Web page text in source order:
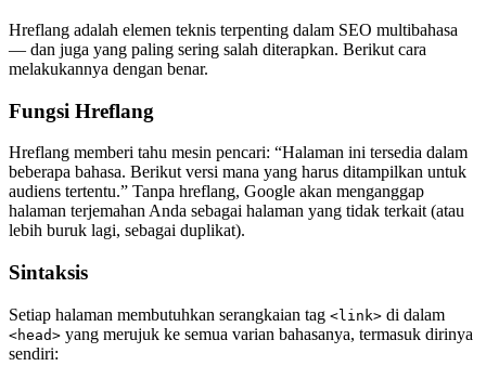
Hreflang adalah elemen teknis terpenting dalam SEO multibahasa
— dan juga yang paling sering salah diterapkan. Berikut cara
melakukannya dengan benar.
Fungsi Hreflang
Hreflang memberi tahu mesin pencari: “Halaman ini tersedia dalam
beberapa bahasa. Berikut versi mana yang harus ditampilkan untuk
audiens tertentu.” Tanpa hreflang, Google akan menganggap
halaman terjemahan Anda sebagai halaman yang tidak terkait (atau
lebih buruk lagi, sebagai duplikat).
Sintaksis
Setiap halaman membutuhkan serangkaian tag <link> di dalam
<head> yang merujuk ke semua varian bahasanya, termasuk dirinya
sendiri: